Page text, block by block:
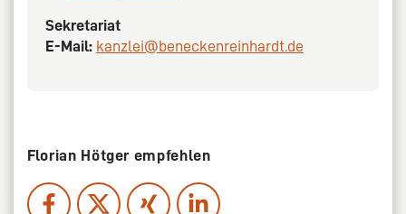
Sekretariat
E-Mail: kanzlei@beneckenreinhardt.de
Florian Hötger empfehlen